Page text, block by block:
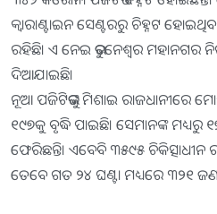
କ୍ୱାରାଣ୍ଟାଇନ ସେଣ୍ଟରରୁ ଚିହ୍ନଟ
ରହିଛି। ଏ ନେଇ ଭୁବନେଶ୍ୱର ମହାନଗର
ଦିଆଯାଇଛି।
ନୂଆ ପଜିଟିଭଙ୍କୁ ମିଶାଇ ରାଜଧାନୀରେ
୧୯୭କୁ ବୃଦ୍ଧି ପାଇଛି। ସେମାନଙ୍କ
ଫେରିଛନ୍ତି। ଏବେବି ୩୫୯୫ ଚିକିତ୍ସାଧୀନ
ତେବେ ଗତ ୨୪ ଘଣ୍ଟା ମଧ୍ୟରେ ୩୨୧